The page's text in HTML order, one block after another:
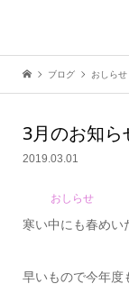
ブログ おしらせ
3月のお知ら
2019.03.01
おしらせ
寒い中にも春めい
早いもので今年度